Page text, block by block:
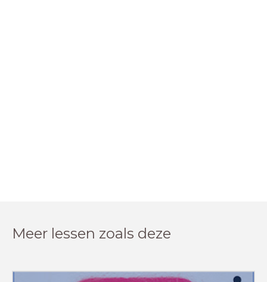
Meer lessen zoals deze